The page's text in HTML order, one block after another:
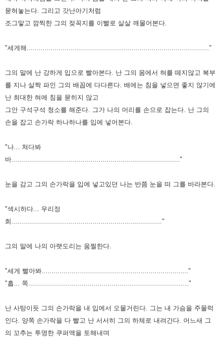
묻혀놓는다.
그리고 갓난아기처럼
조그맣고 깜찍한 그의 젖꼭지를 이빨로 살살 깨물어본다.
"세게해............................................................................................"
그의 말에 난 강하게 입으로 빨아본다. 난 그의 몸에서 혀를 떼지않고 복부
를 지나 살짝 파인 그의 배꼽에 다다른다. 배에는 침을 넣으면 좋지 않기에
난 최대한 혀에 침을 묻히지 않고
그안 구석구석 청소를 해준다.
그가 나의 머리를 손으로 잡는다. 난 그의
손을 잡고 손가락 하나하나를 입에 넣어본다.
"나... 쳐다봐
바....................................................................................."
눈을 감고 그의 손가락을 입에 넣고있던 나는 반쯤 눈을 떠 그를 바라본다.
"섹시하다... 우리정
희............................................................................"
그의 말에 나의 아랫도리는 움찔한다.
"세게 빨아봐.........................................................................."
"흡... 쪽................................................................................."
난 사탕이듯 그의 손가락을 내 입에서 오물거린다.
그는 내 가슴을 주물럭
인다. 양쪽 손가락을 다 빨고 난 서서히 그의 하체로 내려간다. 어느새 그
의 꼬추는 투명한 쿠퍼액을 토해내며